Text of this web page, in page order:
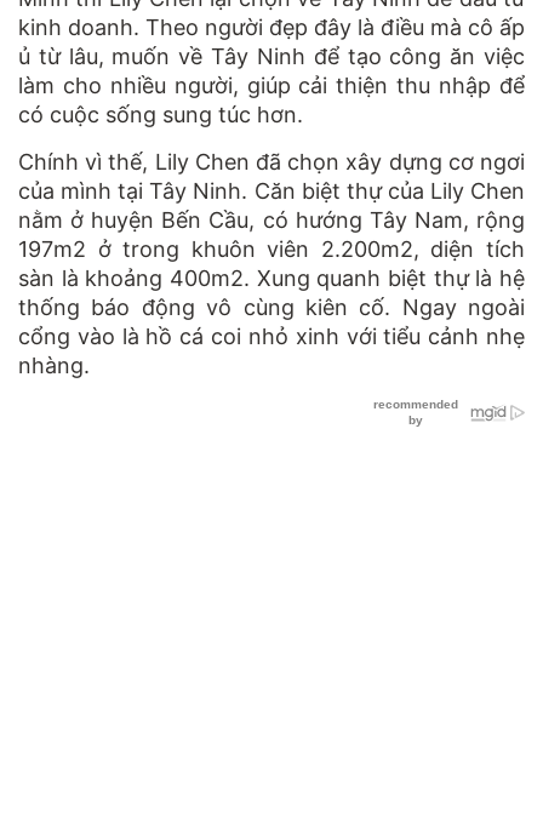
kinh doanh. Theo người đẹp đây là điều mà cô ấp
ủ từ lâu, muốn về Tây Ninh để tạo công ăn việc
làm cho nhiều người, giúp cải thiện thu nhập để
có cuộc sống sung túc hơn.
Chính vì thế, Lily Chen đã chọn xây dựng cơ ngơi
của mình tại Tây Ninh. Căn biệt thự của Lily Chen
nằm ở huyện Bến Cầu, có hướng Tây Nam, rộng
197m2 ở trong khuôn viên 2.200m2, diện tích
sàn là khoảng 400m2. Xung quanh biệt thự là hệ
thống báo động vô cùng kiên cố. Ngay ngoài
cổng vào là hồ cá coi nhỏ xinh với tiểu cảnh nhẹ
nhàng.